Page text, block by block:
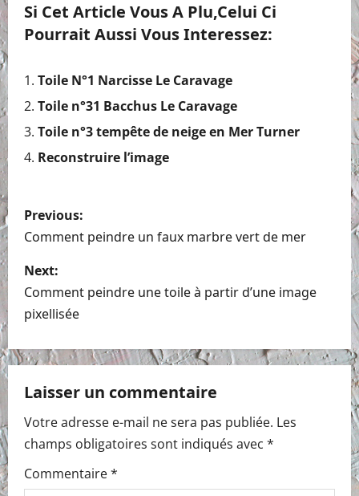
Si Cet Article Vous A Plu,celui Ci
Pourrait Aussi Vous Interessez:
Toile N°1 Narcisse Le Caravage
Toile n°31 Bacchus Le Caravage
Toile n°3 tempête de neige en Mer Turner
Reconstruire l’image
P
o
s
t
n
v
i
g
Previous:
Comment peindre un faux marbre vert de mer
Next:
Comment peindre une toile à partir d’une image
pixellisée
Laisser un commentaire
Votre adresse e-mail ne sera pas publiée. Les
champs obligatoires sont indiqués avec *
Commentaire*